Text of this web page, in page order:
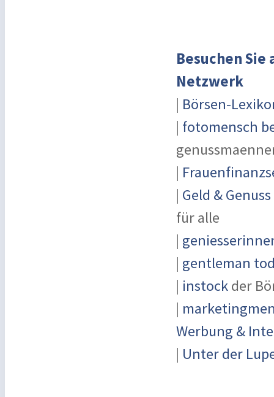
Besuchen Sie
Netzwerk
| Börsen-
| fotomensch
|
| Geld & Genuss
für alle
|
| gentleman
| instockder
|
Werbung &
| Unter der